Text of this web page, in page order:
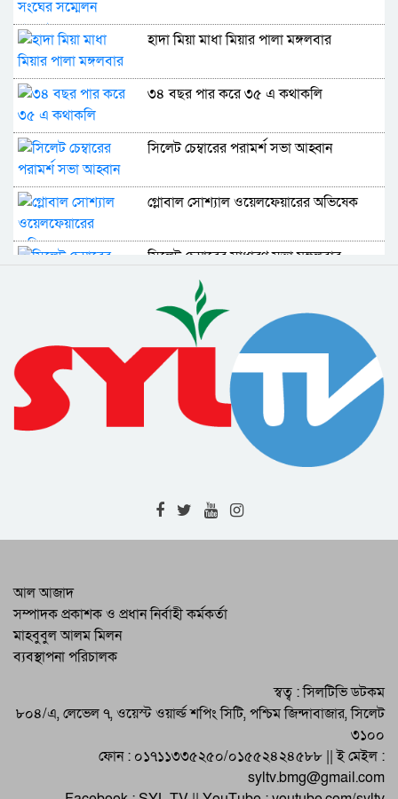
হাদা মিয়া মাধা মিয়ার পালা মঙ্গলবার
৩৪ বছর পার করে ৩৫ এ কথাকলি
সিলেট চেম্বারের পরামর্শ সভা আহ্বান
গ্লোবাল সোশ্যাল ওয়েলফেয়ারের অভিষেক
সিলেট চেম্বারের সাধারণ সভা মঙ্গলবার
বেসরকারি শিক্ষক ফোরামের সভা শুক্রবার
সিলেটে সালেহ চৌধুরীর স্মরণসভার আয়োজন
শহীদ ডা মিলন দিবসে জাসদের স্মরণসভা
জমিয়াতুল মোদার্রেছীন বিভাগীয় প্রতিনিধি
সিলেট জেলা ও মহানগর বিএনপির বিক্ষোভ
বুধবার
আল আজাদ
সম্পাদক প্রকাশক ও প্রধান নির্বাহী কর্মকর্তা
মাহবুবুল আলম মিলন
ব্যবস্থাপনা পরিচালক
স্বত্ব : সিলটিভি ডটকম
৮০৪/এ, লেভেল ৭, ওয়েস্ট ওয়ার্ল্ড শপিং সিটি, পশ্চিম জিন্দাবাজার, সিলেট
৩১০০
ফোন : ০১৭১১৩৩৫২৫০/০১৫৫২৪২৪৫৮৮ || ই মেইল :
syltv.bmg@gmail.com